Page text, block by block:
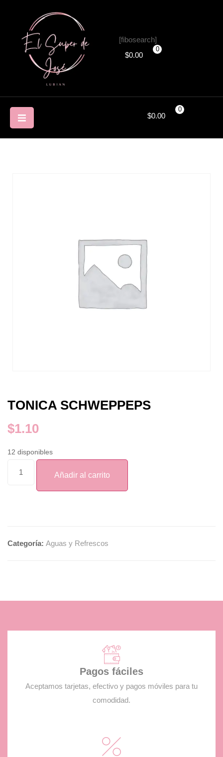
[fibosearch]
$0.00
0
$0.00
0
TONICA SCHWEPPEPS
$1.10
12 disponibles
Añadir al carrito
Categoría: Aguas y Refrescos
Pagos fáciles
Aceptamos tarjetas, efectivo y pagos móviles para tu
comodidad.